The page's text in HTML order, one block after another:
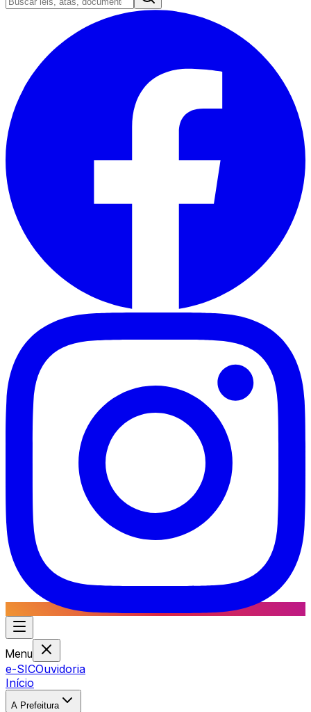
Menu
e-SICOuvidoria
Início
A Prefeitura